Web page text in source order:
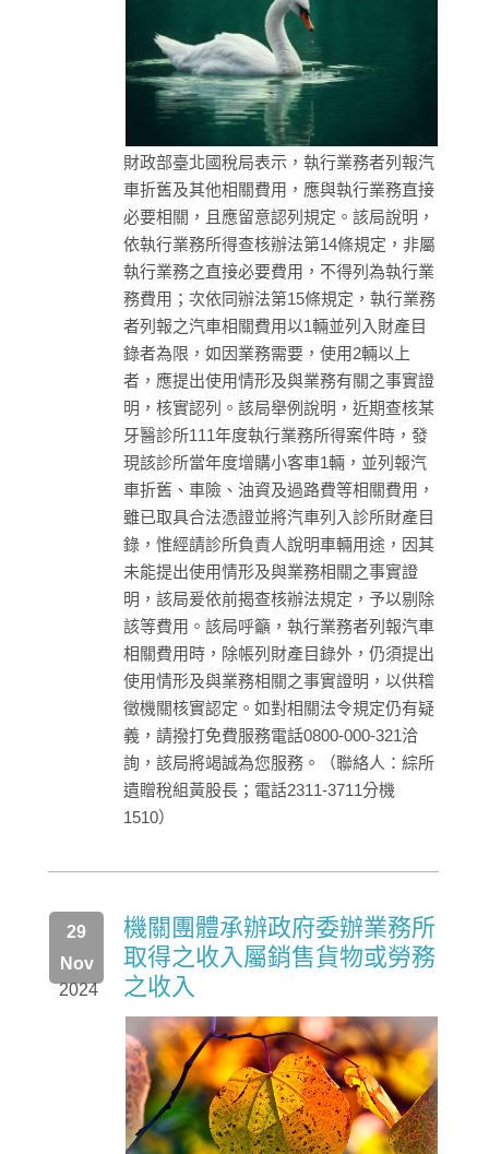
財政部臺北國稅局表示，執行業務者列報汽
車折舊及其他相關費用，應與執行業務直接
必要相關，且應留意認列規定。該局說明，
依執行業務所得查核辦法第14條規定，非屬
執行業務之直接必要費用，不得列為執行業
務費用；次依同辦法第15條規定，執行業務
者列報之汽車相關費用以1輛並列入財產目
錄者為限，如因業務需要，使用2輛以上
者，應提出使用情形及與業務有關之事實證
明，核實認列。該局舉例說明，近期查核某
牙醫診所111年度執行業務所得案件時，發
現該診所當年度增購小客車1輛，並列報汽
車折舊、車險、油資及過路費等相關費用，
雖已取具合法憑證並將汽車列入診所財產目
錄，惟經請診所負責人說明車輛用途，因其
未能提出使用情形及與業務相關之事實證
明，該局爰依前揭查核辦法規定，予以剔除
該等費用。該局呼籲，執行業務者列報汽車
相關費用時，除帳列財產目錄外，仍須提出
使用情形及與業務相關之事實證明，以供稽
徵機關核實認定。如對相關法令規定仍有疑
義，請撥打免費服務電話0800-000-321洽
詢，該局將竭誠為您服務。（聯絡人：綜所
遺贈稅組黃股長；電話2311-3711分機
1510）
2024
29
Nov
機關團體承辦政府委辦業務所
取得之收入屬銷售貨物或勞務
之收入